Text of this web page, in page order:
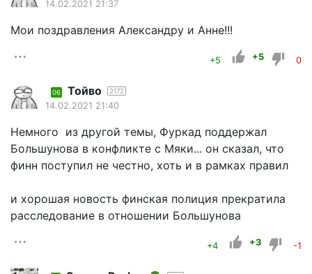
14.02.2021 21:37
Мои поздравления Александру и Анне!!!
+5 +5 0
06 Тойво 2172
14.02.2021 21:40
Немного из другой темы, Фуркад поддержал
Большунова в конфликте с Мяки... он сказал, что
финн поступил не честно, хоть и в рамках правил
и хорошая новость финская полиция прекратила
расследование в отношении Большунова
+4 +3 -1